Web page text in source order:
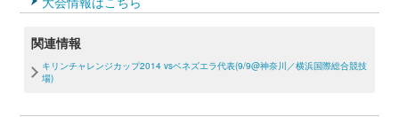
関連情報
キリンチャレンジカップ2014 vsベネズエラ代表(9/9@神奈川／横浜国際総合競技
場)